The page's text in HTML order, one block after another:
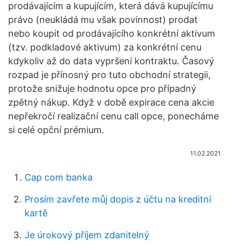
prodávajícím a kupujícím, která dává kupujícímu
právo (neukládá mu však povinnost) prodat
nebo koupit od prodávajícího konkrétní aktivum
(tzv. podkladové aktivum) za konkrétní cenu
kdykoliv až do data vypršení kontraktu. Časový
rozpad je přínosný pro tuto obchodní strategii,
protože snižuje hodnotu opce pro případný
zpětný nákup. Když v době expirace cena akcie
nepřekročí realizační cenu call opce, ponecháme
si celé opční prémium.
11.02.2021
Cap com banka
Prosím zavřete můj dopis z účtu na kreditní
kartě
Je úrokový příjem zdanitelný